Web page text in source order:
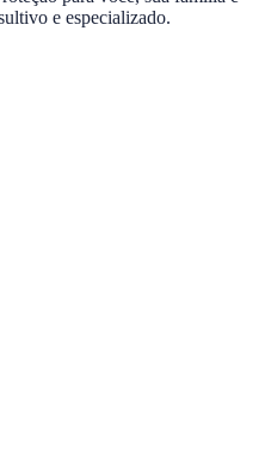
e especializado.